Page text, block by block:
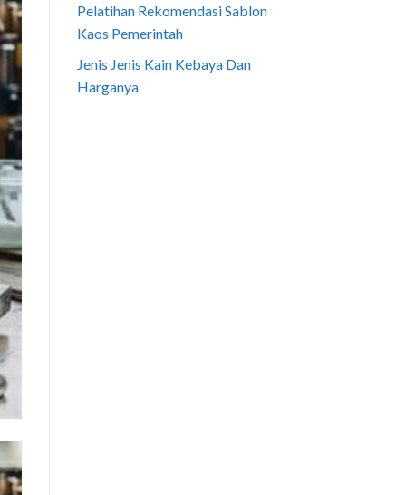
Pelatihan Rekomendasi Sablon
Kaos Pemerintah
Jenis Jenis Kain Kebaya Dan
Harganya